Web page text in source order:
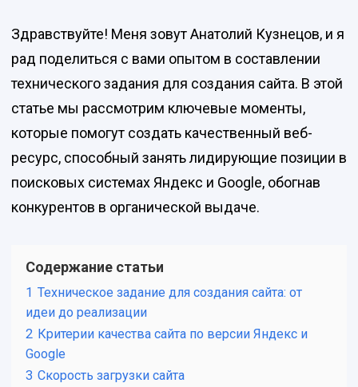
Здравствуйте! Меня зовут Анатолий Кузнецов, и я
рад поделиться с вами опытом в составлении
технического задания для создания сайта. В этой
статье мы рассмотрим ключевые моменты,
которые помогут создать качественный веб-
ресурс, способный занять лидирующие позиции в
поисковых системах Яндекс и Google, обогнав
конкурентов в органической выдаче.
Содержание статьи
1 Техническое задание для создания сайта: от
идеи до реализации
2 Критерии качества сайта по версии Яндекс и
Google
3 Скорость загрузки сайта